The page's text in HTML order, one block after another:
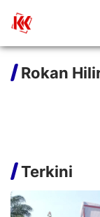
Rokan
Terkini